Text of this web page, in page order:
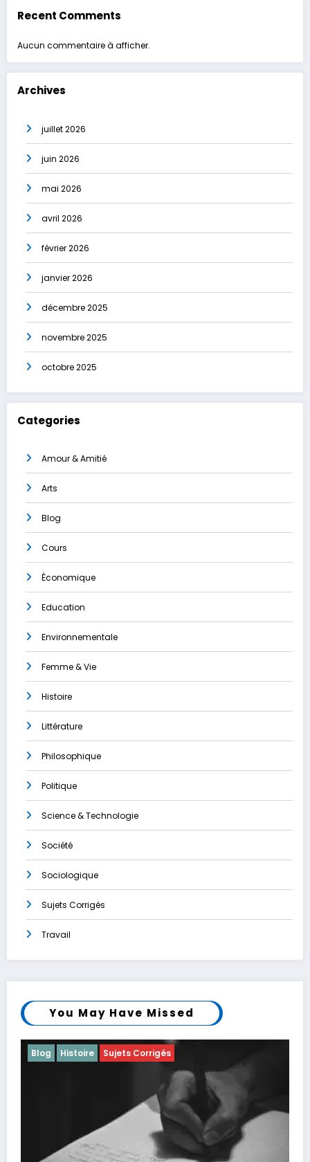
Recent Comments
Aucun commentaire à afficher.
Archives
juillet 2026
juin 2026
mai 2026
avril 2026
février 2026
janvier 2026
décembre 2025
novembre 2025
octobre 2025
Categories
Amour & Amitié
Arts
Blog
Cours
Économique
Education
Environnementale
Femme & Vie
Histoire
Littérature
Philosophique
Politique
Science & Technologie
Société
Sociologique
Sujets Corrigés
Travail
You May Have Missed
Blog Littérature